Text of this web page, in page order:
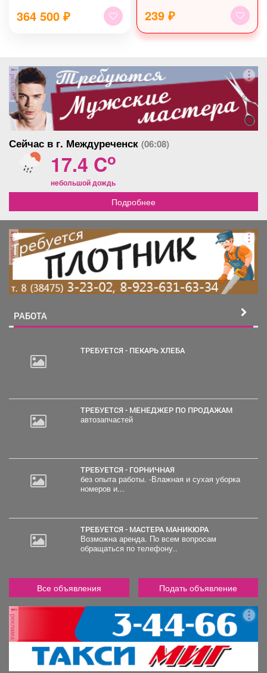
364 500 ₽ 239 ₽
реклама
Сейчас в г. Междуреченск (06:08)
17.4 Co
небольшой дождь
Подробнее
реклама
РАБОТА
ТРЕБУЕТСЯ - ПЕКАРЬ ХЛЕБА
ТРЕБУЕТСЯ - МЕНЕДЖЕР ПО ПРОДАЖАМ
автозапчастей
ТРЕБУЕТСЯ - ГОРНИЧНАЯ
без опыта работы. -Влажная и сухая уборка
номеров и...
ТРЕБУЕТСЯ - МАСТЕРА МАНИКЮРА
Возможна аренда. По всем вопросам
обращаться по телефону..
Все объявления Подать объявление
реклама